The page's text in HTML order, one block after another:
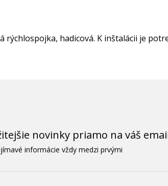
rýchlospojka, hadicová. K inštalácii je
novinky priamo na váš
informácie vždy medzi prvými